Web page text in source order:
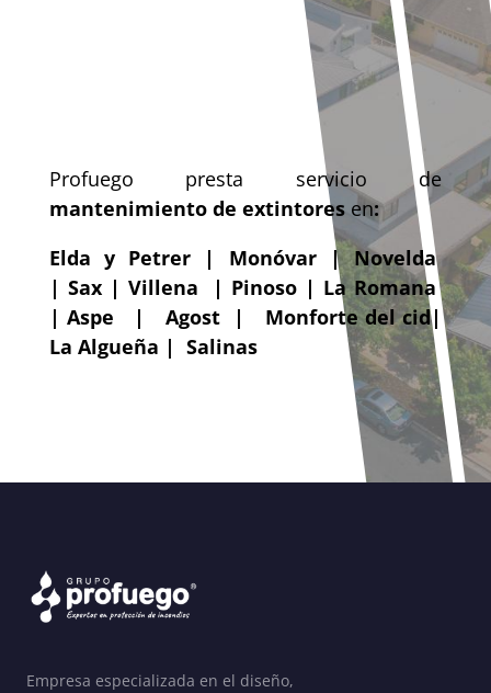
Profuego presta servicio de
mantenimiento de extintoresen:
Elda y Petrer | Monóvar |Novelda
| Sax | Villena | Pinoso | La Romana
| Aspe | Agost | Monforte del cid|
La Algueña | Salinas
Empresa especializada en el diseño,